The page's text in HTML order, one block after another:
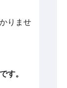
りませ
す。